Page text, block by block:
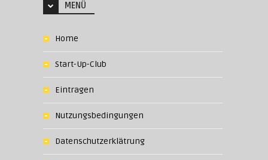
MENÜ
Home
Start-Up-Club
Eintragen
Nutzungsbedingungen
Datenschutzerklätrung